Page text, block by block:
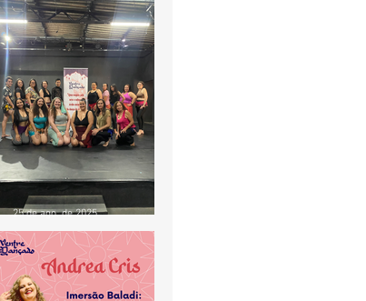
🎭 Farândola TeatroCirco
apresenta: A Orelha de
Vicente
Aula de Baladi com Andrea
Cris movimenta o Pontão
de Cultura Cidade Livre
25 de ago. de 2025